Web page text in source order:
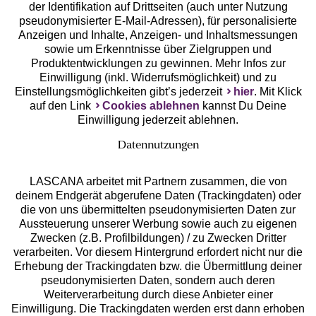
Unsere Apps
Services
Beratung
Über uns
der Identifikation auf Drittseiten (auch unter Nutzung
pseudonymisierter E-Mail-Adressen), für personalisierte
Anzeigen und Inhalte, Anzeigen- und Inhaltsmessungen
sowie um Erkenntnisse über Zielgruppen und
Produktentwicklungen zu gewinnen. Mehr Infos zur
Einwilligung (inkl. Widerrufsmöglichkeit) und zu
Einstellungsmöglichkeiten gibt’s jederzeit
hier. Mit Klick
auf den Link
Cookies ablehnen kannst Du Deine
Einwilligung jederzeit ablehnen.
Datennutzungen
LASCANA arbeitet mit Partnern zusammen, die von
deinem Endgerät abgerufene Daten (Trackingdaten) oder
die von uns übermittelten pseudonymisierten Daten zur
Aussteuerung unserer Werbung sowie auch zu eigenen
Zwecken (z.B. Profilbildungen) / zu Zwecken Dritter
verarbeiten. Vor diesem Hintergrund erfordert nicht nur die
Erhebung der Trackingdaten bzw. die Übermittlung deiner
pseudonymisierten Daten, sondern auch deren
Weiterverarbeitung durch diese Anbieter einer
Einwilligung. Die Trackingdaten werden erst dann erhoben